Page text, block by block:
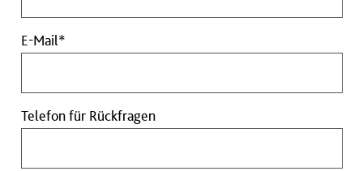
Kundennummer
E-Mail*
Mail
Telefon für RückfragenTelefon
für